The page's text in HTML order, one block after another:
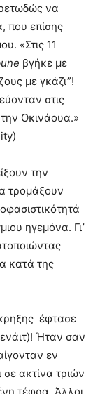
να
που επίσης
«Στις 11
βγήκε με
με γκάζι”!
στις
την Οκινάουα.»
την
τρομάξουν
ηγεμόνα. Γι’
κατά της
έφτασε
Ήταν σαν
εν
ακτίνα τριών